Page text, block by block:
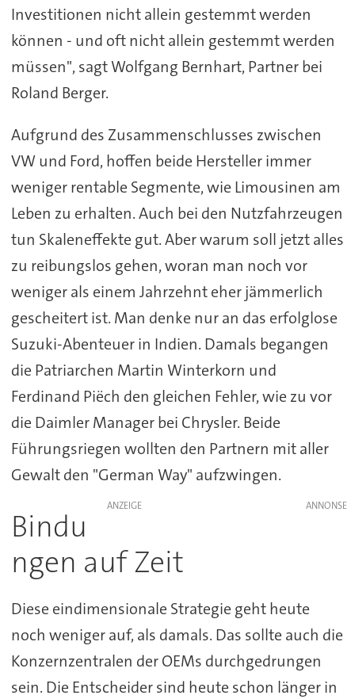
Investitionen nicht allein gestemmt werden
können - und oft nicht allein gestemmt werden
müssen", sagt Wolfgang Bernhart, Partner bei
Roland Berger.
Aufgrund des Zusammenschlusses zwischen
VW und Ford, hoffen beide Hersteller immer
weniger rentable Segmente, wie Limousinen am
Leben zu erhalten. Auch bei den Nutzfahrzeugen
tun Skaleneffekte gut. Aber warum soll jetzt alles
zu reibungslos gehen, woran man noch vor
weniger als einem Jahrzehnt eher jämmerlich
gescheitert ist. Man denke nur an das erfolglose
Suzuki-Abenteuer in Indien. Damals begangen
die Patriarchen Martin Winterkorn und
Ferdinand Piëch den gleichen Fehler, wie zu vor
die Daimler Manager bei Chrysler. Beide
Führungsriegen wollten den Partnern mit aller
Gewalt den "German Way" aufzwingen.
ANZEIGE
Bindu
ngen auf Zeit
Diese eindimensionale Strategie geht heute
noch weniger auf, als damals. Das sollte auch die
Konzernzentralen der OEMs durchgedrungen
sein. Die Entscheider sind heute schon länger in